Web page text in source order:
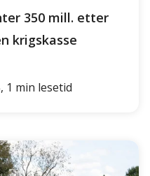
350 mill. etter
krigskasse
1 min lesetid